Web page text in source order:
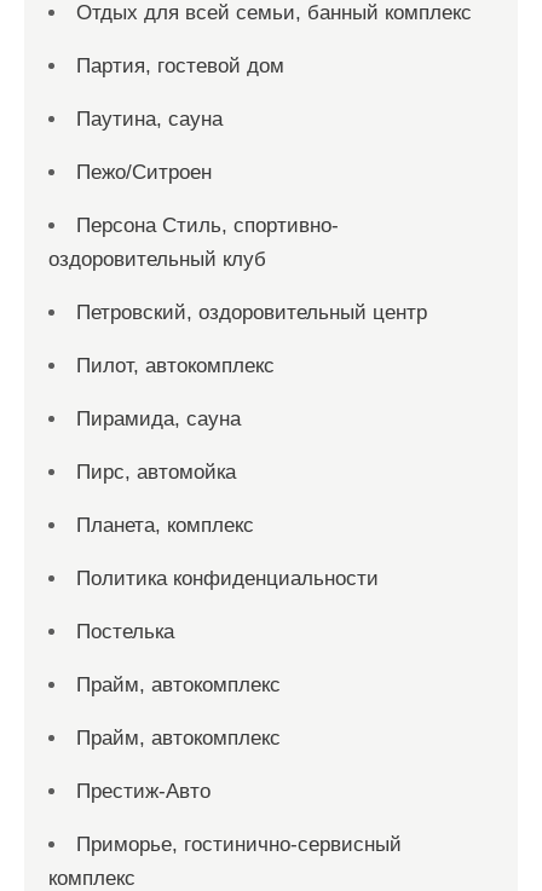
Отдых для всей семьи, банный комплекс
Партия, гостевой дом
Паутина, сауна
Пежо/Ситроен
Персона Стиль, спортивно-
оздоровительный клуб
Петровский, оздоровительный центр
Пилот, автокомплекс
Пирамида, сауна
Пирс, автомойка
Планета, комплекс
Политика конфиденциальности
Постелька
Прайм, автокомплекс
Прайм, автокомплекс
Престиж-Авто
Приморье, гостинично-сервисный
комплекс